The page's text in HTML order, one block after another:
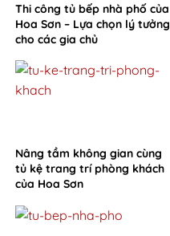
Thi công tủ bếp nhà phố của
Hoa Sơn – Lựa chọn lý tưởng
cho các gia chủ
Nâng tầm không gian cùng
tủ kệ trang trí phòng khách
của Hoa Sơn